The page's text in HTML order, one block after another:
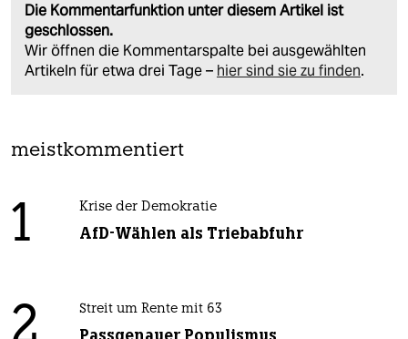
Die Kommentarfunktion unter diesem Artikel ist
geschlossen.
Wir öffnen die Kommentarspalte bei ausgewählten
Artikeln für etwa drei Tage – hier sind sie zu finden.
meistkommentiert
1 Krise der Demokratie
AfD-Wählen als Triebabfuhr
Streit um Rente mit 63